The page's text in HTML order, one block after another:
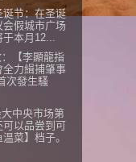
诞节：在圣诞
会假城市广场
本月12...
【李顯龍指
全力緝捕肇事
次發生騷
中央市场第
可以品尝到可
菜】档子。